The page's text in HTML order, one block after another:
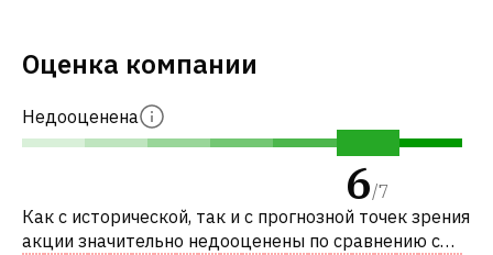
Оценка компании
Недооценена
6/7
Как с исторической, так и с прогнозной точек зрения
акции значительно недооценены по сравнению с